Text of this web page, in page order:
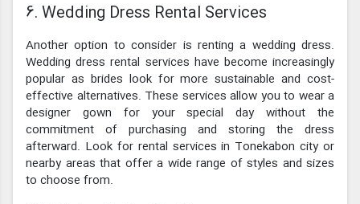
6. Wedding Dress Rental Services
Another option to consider is renting a wedding dress.
Wedding dress rental services have become increasingly
popular as brides look for more sustainable and cost-
effective alternatives. These services allow you to wear a
designer gown for your special day without the
commitment of purchasing and storing the dress
afterward. Look for rental services in Tonekabon city or
nearby areas that offer a wide range of styles and sizes
to choose from.